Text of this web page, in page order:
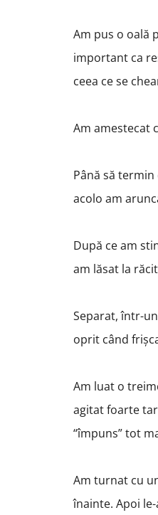
Am pus o oală
important ca
ceea ce se
Am amestecat
Până să
acolo am
După ce am
am lăsat la
Separat, într-
oprit când
Am luat o
agitat foarte
“împuns” tot
Am turnat cu
înainte. Apoi